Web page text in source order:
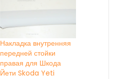
Накладка внутренняя
передней стойки
правая для Шкода
Йети Skoda Yeti